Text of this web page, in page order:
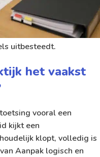
en welke fouten
krijg je praktische
te bereiden, of je nu zelf
uitbesteedt.
het vaakst
vooral een
kijkt een
klopt, volledig is
Aanpak logisch en